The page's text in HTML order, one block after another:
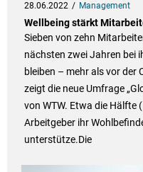
28.06.2022 Management
Wellbeing stärkt
Sieben von zehn
nächsten zwei Jahren bei
bleiben – mehr als vor der
zeigt die neue Umfrage
von WTW. Etwa die Hälfte
Arbeitgeber ihr
unterstütze.Die